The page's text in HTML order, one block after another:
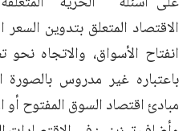
الاقتصاد المتعلق بتدوين
انفتاح الأسواق، والاتجاه
باعتباره غير مدروس
مبادئ اقتصاد السوق المفتوح أو